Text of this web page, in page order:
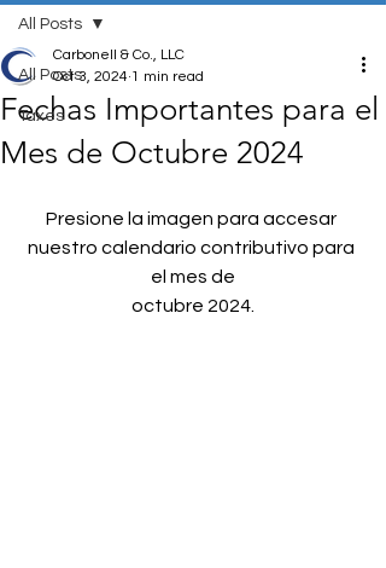
All Posts
Taxes
All Posts
Fechas Importantes para el
Mes de Octubre 2024
Carbonell & Co., LLC
Oct 3, 2024 1 min read
Presione la imagen para accesar
nuestro calendario contributivo para
el mes de
octubre 2024.